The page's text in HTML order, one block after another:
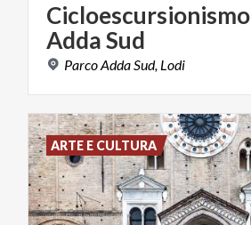
Cicloescursionismo
AddaSud
ParcoAddaSud, Lodi
ARTE E CULTURA